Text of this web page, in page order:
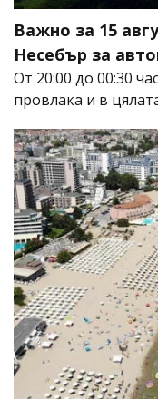
Важно за 15
Несебър за
От 20:00 до 00:30
провлака и в